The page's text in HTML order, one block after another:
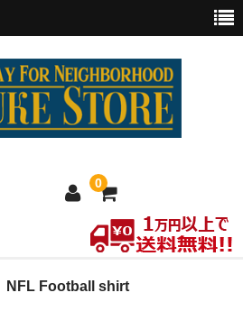
0
NFL Football shirt